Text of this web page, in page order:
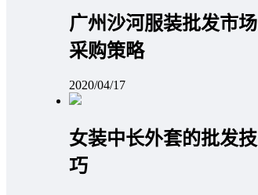
广州沙河服装批发市场
采购策略
2020/04/17
女装中长外套的批发技
巧